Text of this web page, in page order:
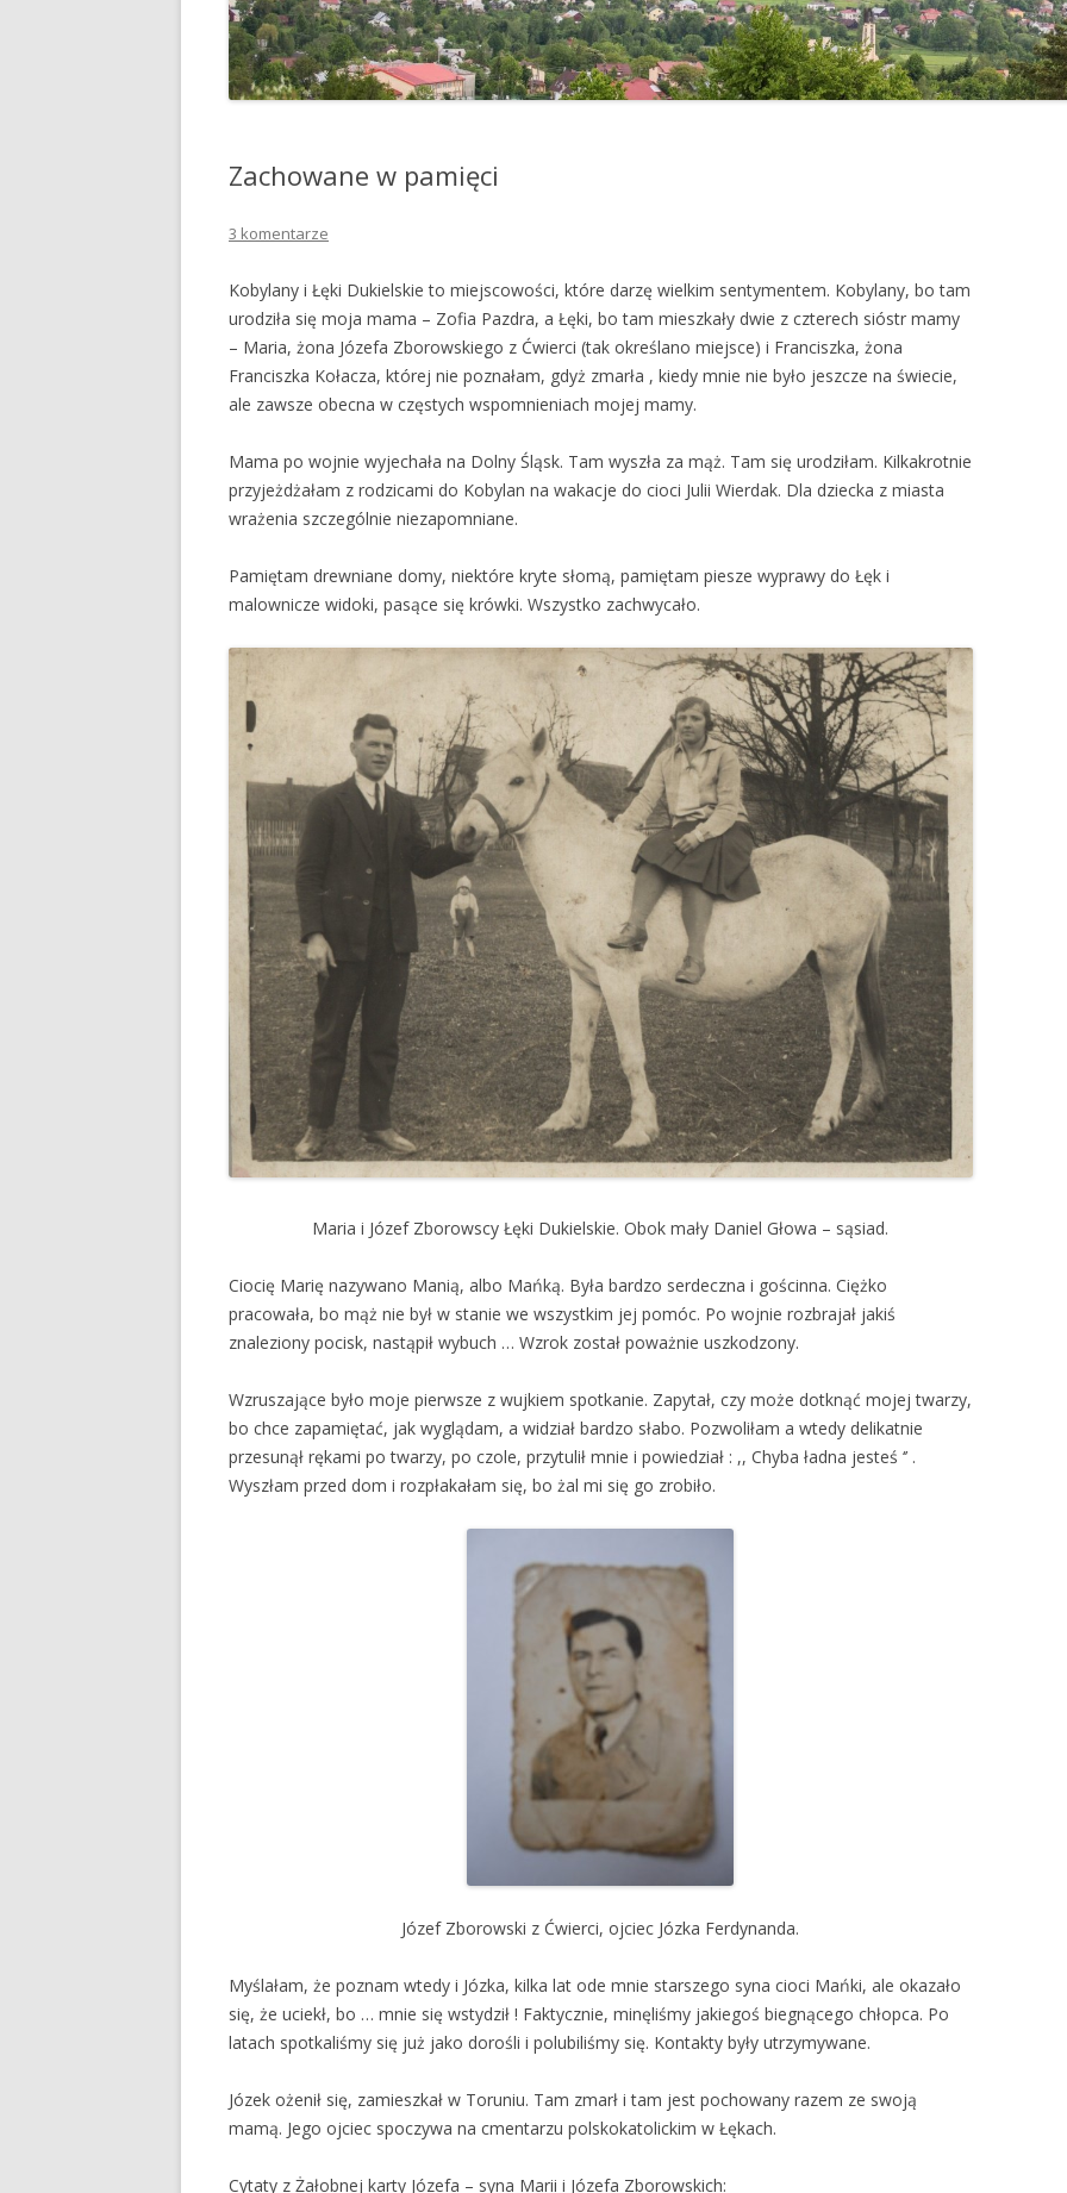
Zachowane w pamięci
3 komentarze
Kobylany i Łęki Dukielskie to miejscowości, które darzę wielkim sentymentem. Kobylany, bo tam
urodziła się moja mama – Zofia Pazdra, a Łęki, bo tam mieszkały dwie z czterech sióstr mamy
– Maria, żona Józefa Zborowskiego z Ćwierci (tak określano miejsce) i Franciszka, żona
Franciszka Kołacza, której nie poznałam, gdyż zmarła , kiedy mnie nie było jeszcze na świecie,
ale zawsze obecna w częstych wspomnieniach mojej mamy.
Mama po wojnie wyjechała na Dolny Śląsk. Tam wyszła za mąż. Tam się urodziłam. Kilkakrotnie
przyjeżdżałam z rodzicami do Kobylan na wakacje do cioci Julii Wierdak. Dla dziecka z miasta
wrażenia szczególnie niezapomniane.
Pamiętam drewniane domy, niektóre kryte słomą, pamiętam piesze wyprawy do Łęk i
malownicze widoki, pasące się krówki. Wszystko zachwycało.
Maria i Józef Zborowscy Łęki Dukielskie. Obok mały Daniel Głowa – sąsiad.
Ciocię Marię nazywano Manią, albo Mańką. Była bardzo serdeczna i gościnna. Ciężko
pracowała, bo mąż nie był w stanie we wszystkim jej pomóc. Po wojnie rozbrajał jakiś
znaleziony pocisk, nastąpił wybuch … Wzrok został poważnie uszkodzony.
Wzruszające było moje pierwsze z wujkiem spotkanie. Zapytał, czy może dotknąć mojej twarzy,
bo chce zapamiętać, jak wyglądam, a widział bardzo słabo. Pozwoliłam a wtedy delikatnie
przesunął rękami po twarzy, po czole, przytulił mnie i powiedział : ,, Chyba ładna jesteś ‘’ .
Wyszłam przed dom i rozpłakałam się, bo żal mi się go zrobiło.
Józef Zborowski z Ćwierci, ojciec Józka Ferdynanda.
Myślałam, że poznam wtedy i Józka, kilka lat ode mnie starszego syna cioci Mańki, ale okazało
się, że uciekł, bo … mnie się wstydził ! Faktycznie, minęliśmy jakiegoś biegnącego chłopca. Po
latach spotkaliśmy się już jako dorośli i polubiliśmy się. Kontakty były utrzymywane.
Józek ożenił się, zamieszkał w Toruniu. Tam zmarł i tam jest pochowany razem ze swoją
mamą. Jego ojciec spoczywa na cmentarzu polskokatolickim w Łękach.
Cytaty z Żałobnej karty Józefa – syna Marii i Józefa Zborowskich: